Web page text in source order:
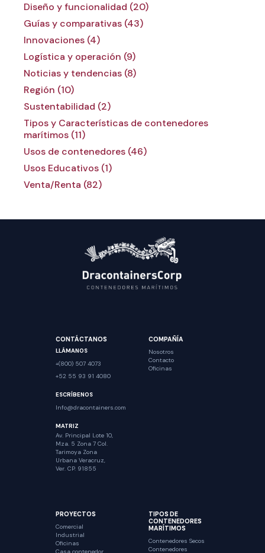
Diseño y funcionalidad (20)
Guías y comparativas (43)
Innovaciones (4)
Logística y operación (9)
Noticias y tendencias (8)
Región (10)
Sustentabilidad (2)
Tipos y Características de contenedores
marítimos (11)
Usos de contenedores (46)
Usos Educativos (1)
Venta/Renta (82)
CONTÁCTANOS
LLÁMANOS
+(800) 507 4073
+52 55 93 91 4080
ESCRÍBENOS
Info@dracontainers.com
MATRIZ
Av. Principal Lote 10,
Mza. 5 Zona 7 Col.
Tarimoya Zona
Urbana Veracruz,
Ver. CP. 91855
COMPAÑÍA
Nosotros
Contacto
Oficinas
PROYECTOS
Comercial
Industrial
Oficinas
TIPOS DE
CONTENEDORES
MARÍTIMOS
Contenedores Secos
Contenedores